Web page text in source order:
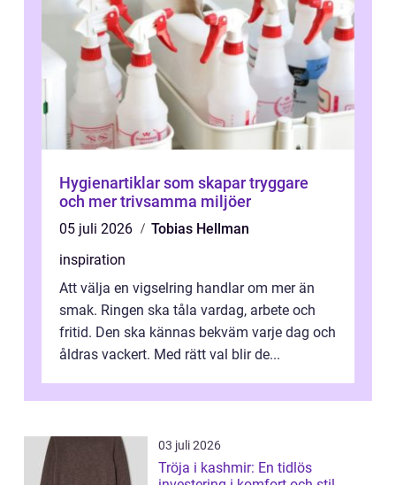
Hygienartiklar som skapar tryggare
och mer trivsamma miljöer
05 juli 2026
Tobias Hellman
inspiration
Att välja en vigselring handlar om mer än
smak. Ringen ska tåla vardag, arbete och
fritid. Den ska kännas bekväm varje dag och
åldras vackert. Med rätt val blir de...
03 juli 2026
Tröja i kashmir: En tidlös